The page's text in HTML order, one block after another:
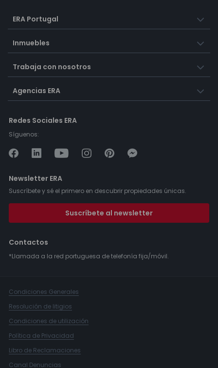
ERA Portugal
Inmuebles
Trabaja con nosotros
Agencias ERA
Redes Sociales ERA
Síguenos:
Newsletter ERA
Suscríbete y sé el primero en descubrir propiedades únicas.
Suscríbete al newsletter
Contactos
*Llamada a la red portuguesa de telefonía fija/móvil.
Condiciones Generales
Resolución de litigios
Condiciones de utilización
Política de Privacidad
Libro de Reclamaciones
Canal Denuncias